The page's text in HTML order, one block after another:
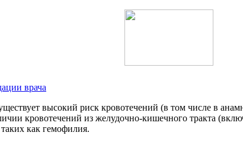
врача
высокий риск кровотечений (в том числе в
кровотечений из желудочно-кишечного тракта
как гемофилия.